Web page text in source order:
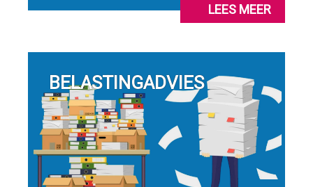
LEES MEER
BELASTINGADVIES